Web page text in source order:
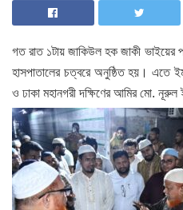
গত রাত ১টায় জাকিউল হক জাকী ভাইয়ের
হাসপাতালের চত্বরে অনুষ্ঠিত হয়। এতে
ও ঢাকা মহানগরী দক্ষিণের আমির মো.